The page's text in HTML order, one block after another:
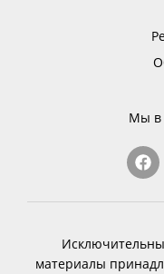
Мы в
материалы